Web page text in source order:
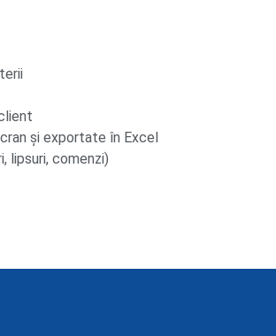
și exportate în Excel
lipsuri, comenzi)